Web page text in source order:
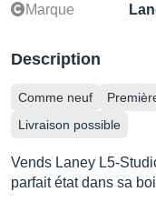
Marque
Description
Comme neuf
Livraison possible
Vends Laney L5-
parfait état dans sa